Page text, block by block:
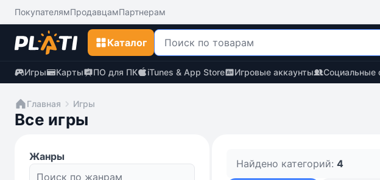
ПокупателямПродавцамПартнерам
Каталог
Игры Карты ПО для ПК iTunes & App Store Игровые аккаунты Социальные
Главная Игры
Все игры
Жанры
Найдено категорий: 4